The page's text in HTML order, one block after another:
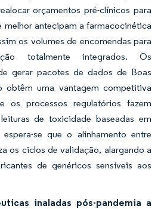
orçamentos pré-clínicos para
antecipam a farmacocinética
os volumes de encomendas para
totalmente integrados. Os
gerar pacotes de dados de Boas
obtêm uma vantagem competitiva
os processos regulatórios fazem
de toxicidade baseadas em
se que o alinhamento entre
os ciclos de validação, alargando a
de genéricos sensíveis aos
inaladas pós-pandemia a